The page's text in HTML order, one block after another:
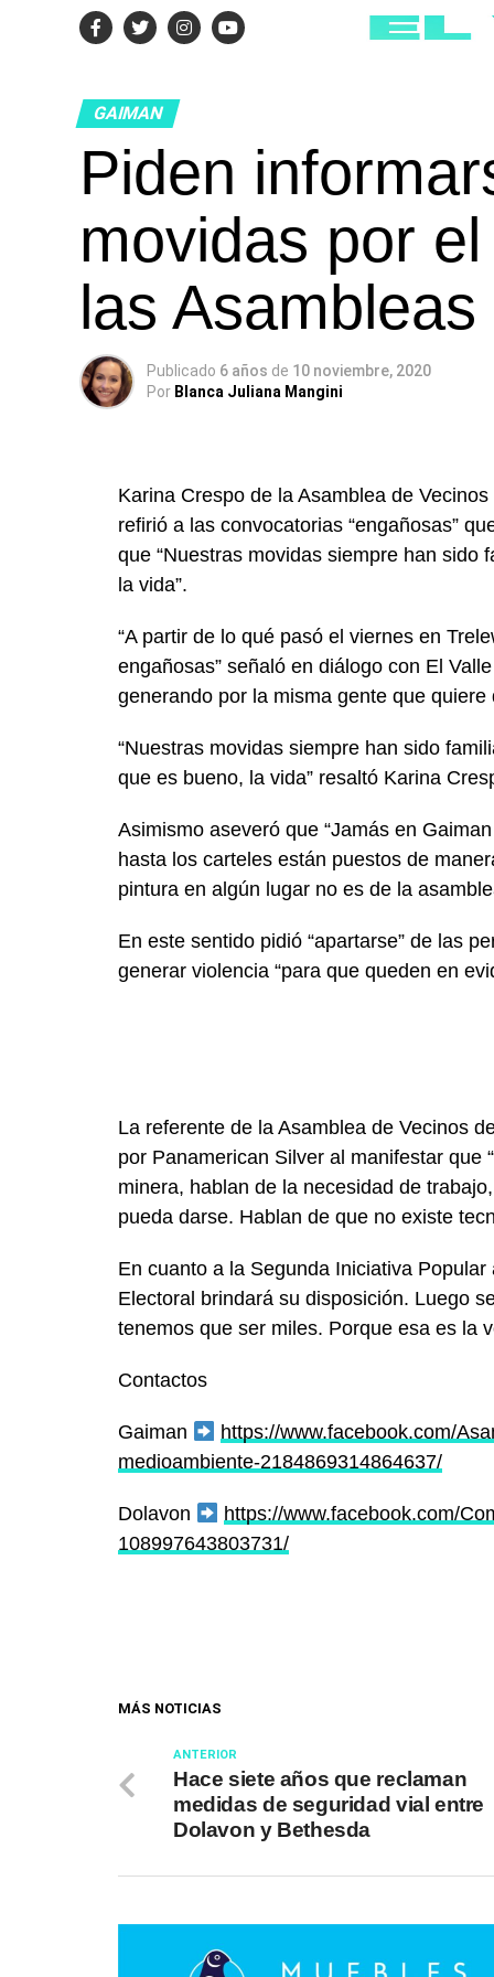
GAIMAN
Piden
movidas por
las
Publicado 6 años de 10 noviembre, 2020
Por Blanca Juliana Mangini
Karina Crespo de la Asamblea de
refirió a las convocatorias “engañosas”
que “Nuestras movidas siempre han sido
la vida”.
“A partir de lo qué pasó el viernes en
engañosas” señaló en diálogo con El
generando por la misma gente que quiere
“Nuestras movidas siempre han sido
que es bueno, la vida” resaltó Karina
Asimismo aseveró que “Jamás en
hasta los carteles están puestos de
pintura en algún lugar no es de la
En este sentido pidió “apartarse” de las
generar violencia “para que queden en
La referente de la Asamblea de Vecinos
por Panamerican Silver al manifestar que
minera, hablan de la necesidad de
pueda darse. Hablan de que no existe
En cuanto a la Segunda Iniciativa
Electoral brindará su disposición. Luego
tenemos que ser miles. Porque esa es la
Contactos
Gaiman
https://www.facebook.com/
medioambiente-2184869314864637/
Dolavon
https://www.facebook.com/
108997643803731/
MÁS NOTICIAS
ANTERIOR
Hace siete años que reclaman
medidas de seguridad vial entre
Dolavon y Bethesda